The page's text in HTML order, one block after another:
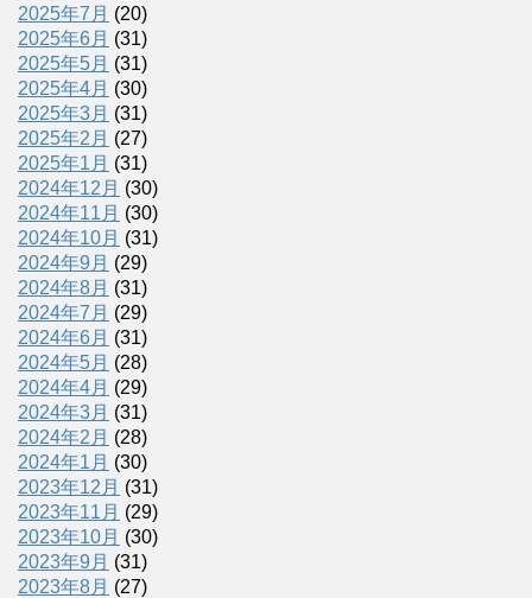
2025年7月 (20)
2025年6月 (31)
2025年5月 (31)
2025年4月 (30)
2025年3月 (31)
2025年2月 (27)
2025年1月 (31)
2024年12月 (30)
2024年11月 (30)
2024年10月 (31)
2024年9月 (29)
2024年8月 (31)
2024年7月 (29)
2024年6月 (31)
2024年5月 (28)
2024年4月 (29)
2024年3月 (31)
2024年2月 (28)
2024年1月 (30)
2023年12月 (31)
2023年11月 (29)
2023年10月 (30)
2023年9月 (31)
2023年8月 (27)